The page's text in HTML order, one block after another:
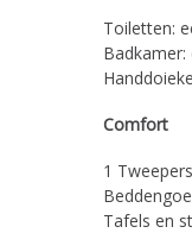
Toiletten:
Comfort
1
Tafels en